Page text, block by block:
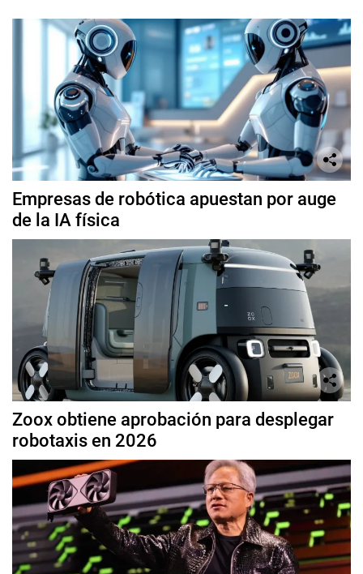
Empresas de robótica apuestan por auge
de la IA física
Zoox obtiene aprobación para desplegar
robotaxis en 2026